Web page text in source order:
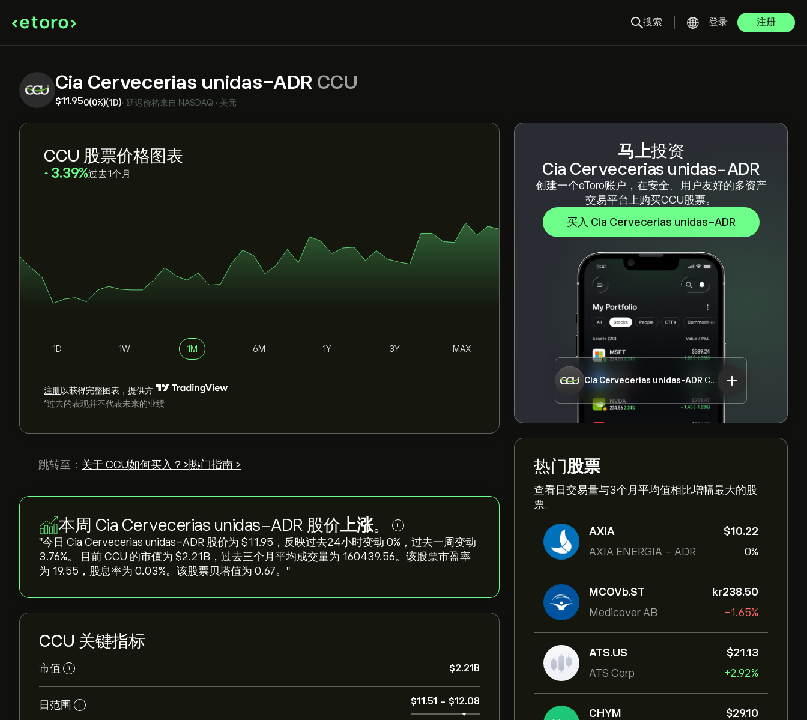
搜索 登录 注册
Cia Cervecerias unidas-ADR CCU
‎$‎11.950(0%)(1D)• 延迟价格来自 NASDAQ • 美元
马上投资
Cia Cervecerias unidas-ADR
创建一个eToro账户，在安全、用户友好的多资产
交易平台上购买CCU股票。
买入 Cia Cervecerias unidas-ADR
Cia Cervecerias unidas-ADR CCU
热门股票
查看日交易量与3个月平均值相比增幅最大的股
票。
AXIA
AXIA ENERGIA - ADR
‎$‎10.22
0%
MCOVb.ST
Medicover AB
‎kr‎238.50
-1.65%
ATS.US
ATS Corp
‎$‎21.13
+2.92%
CHYM
‎$‎29.10
CCU 股票价格图表
‎3.39‎ 过去1个月
1D 1W 1M 6M 1Y 3Y MAX
注册以获得完整图表，提供方
*过去的表现并不代表未来的业绩
跳转至： 关于 CCU如何买入？>热门指南 >
本周 Cia Cervecerias unidas-ADR 股价上涨。 i
"今日 Cia Cervecerias unidas-ADR 股价为 ‎$‎11.95，反映过去24小时变动 ‎0‎%，过去一周变动
‎3.76‎%。 目前 CCU 的市值为 ‎$‎2.21B，过去三个月平均成交量为 160439.56。该股票市盈率
为 19.55，股息率为 0.03%。该股票贝塔值为 0.67。"
CCU 关键指标
市值 i ‎$‎2.21B
日范围 i ‎$‎11.51 - ‎$‎12.08